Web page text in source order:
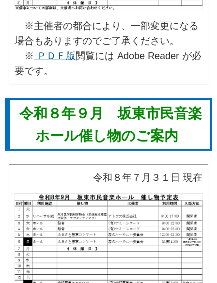
※主催者の都合により、一部変更になる
場合もありますのでご了承ください。
※
ＰＤＦ版閲覧には Adobe Reader が必
要です。
令和８年９ 月 坂東市民音楽
ホール催し物のご案内
令和８年７月３１日 現在